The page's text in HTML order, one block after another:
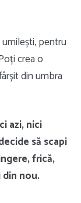
pentru
crea o
din umbra
azi, nici
să scapi
frică,
din nou.